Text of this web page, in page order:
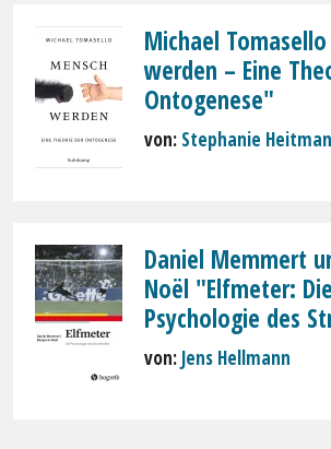
Michael
werden – Eine
Ontogenese"
von: Stephanie
Daniel Memmert
Noël "Elfmeter: Die
Psychologie des
von: Jens Hellmann